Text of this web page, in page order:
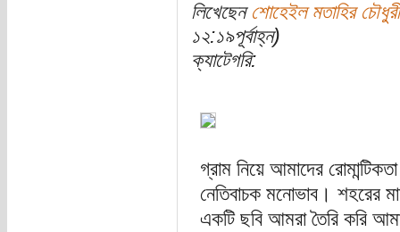
লিখেছেন শোহেইল মতাহির চৌধুরী
১২:১৯পূর্বাহ্ন)
ক্যাটেগরি:
গ্রাম নিয়ে আমাদের
নেতিবাচক মনোভাব।
একটি ছবি আমরা তৈরি করি